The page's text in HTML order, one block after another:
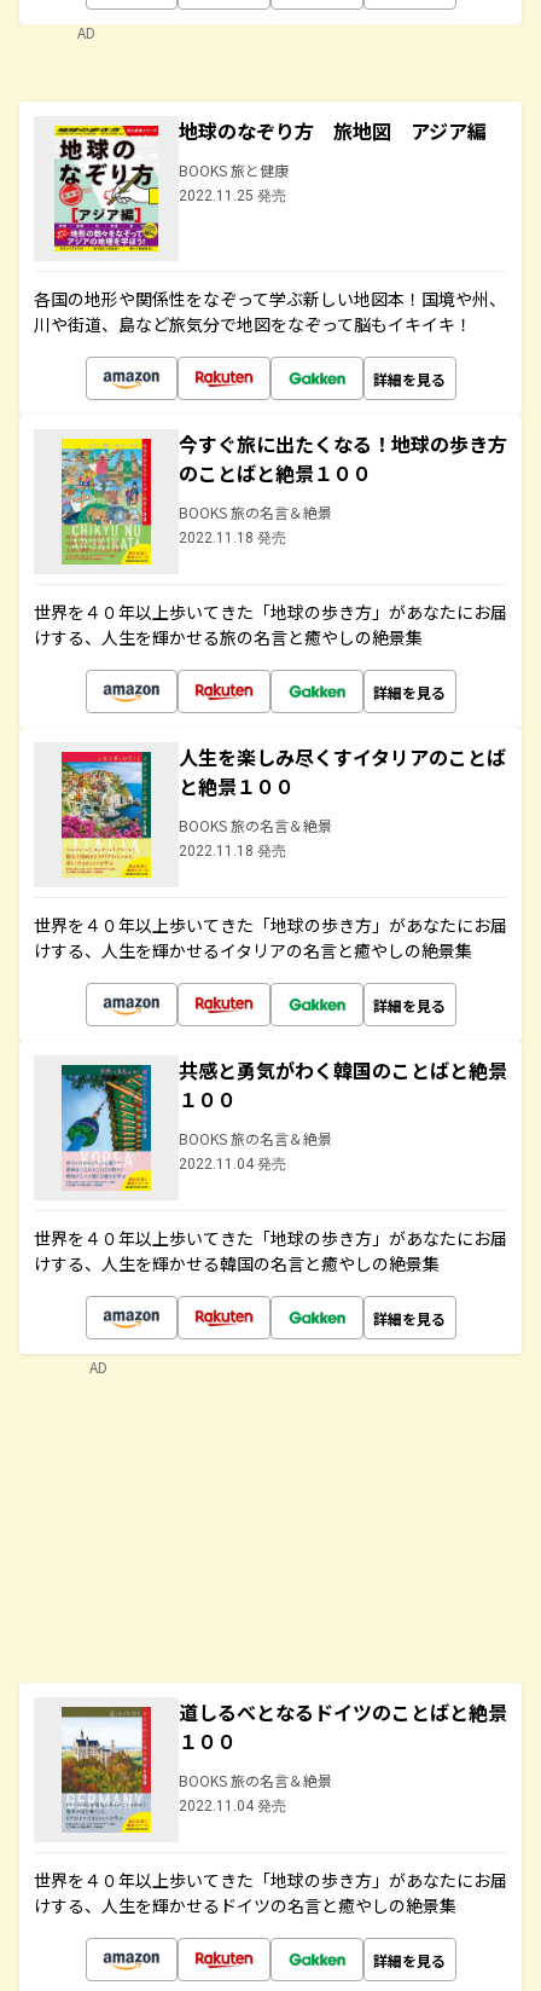
AD
地球のなぞり方 旅地図 アジア編
BOOKS 旅と健康
2022.11.25 発売
各国の地形や関係性をなぞって学ぶ新しい地図本！国境や州、
川や街道、島など旅気分で地図をなぞって脳もイキイキ！
詳細を見る
今すぐ旅に出たくなる！地球の歩き方
のことばと絶景１００
BOOKS 旅の名言＆絶景
2022.11.18 発売
世界を４０年以上歩いてきた「地球の歩き方」があなたにお届
けする、人生を輝かせる旅の名言と癒やしの絶景集
詳細を見る
人生を楽しみ尽くすイタリアのことば
と絶景１００
BOOKS 旅の名言＆絶景
2022.11.18 発売
世界を４０年以上歩いてきた「地球の歩き方」があなたにお届
けする、人生を輝かせるイタリアの名言と癒やしの絶景集
詳細を見る
共感と勇気がわく韓国のことばと絶景
１００
BOOKS 旅の名言＆絶景
2022.11.04 発売
世界を４０年以上歩いてきた「地球の歩き方」があなたにお届
けする、人生を輝かせる韓国の名言と癒やしの絶景集
詳細を見る
道しるべとなるドイツのことばと絶景
１００
BOOKS 旅の名言＆絶景
2022.11.04 発売
世界を４０年以上歩いてきた「地球の歩き方」があなたにお届
けする、人生を輝かせるドイツの名言と癒やしの絶景集
詳細を見る
AD